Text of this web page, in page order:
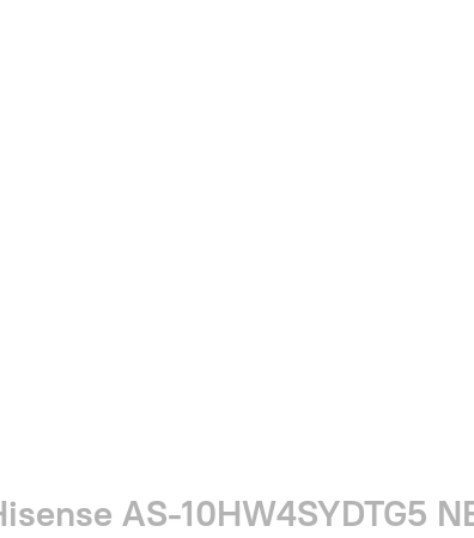
AS-10HW4SYDTG5